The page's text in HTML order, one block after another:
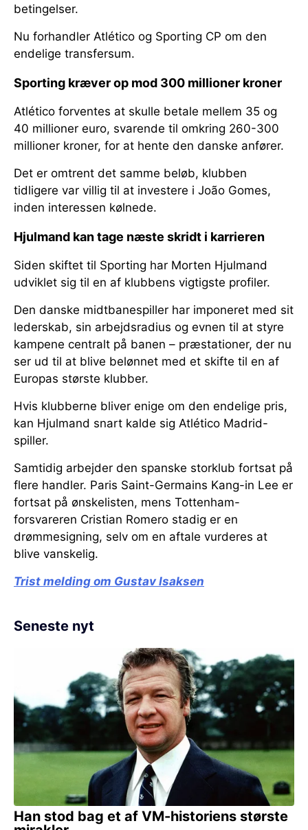
betingelser.
Nu forhandler Atlético og Sporting CP om den
endelige transfersum.
Sporting kræver op mod 300 millioner kroner
Atlético forventes at skulle betale mellem 35 og
40 millioner euro, svarende til omkring 260-300
millioner kroner, for at hente den danske anfører.
Det er omtrent det samme beløb, klubben
tidligere var villig til at investere i João Gomes,
inden interessen kølnede.
Hjulmand kan tage næste skridt i karrieren
Siden skiftet til Sporting har Morten Hjulmand
udviklet sig til en af klubbens vigtigste profiler.
Den danske midtbanespiller har imponeret med sit
lederskab, sin arbejdsradius og evnen til at styre
kampene centralt på banen – præstationer, der nu
ser ud til at blive belønnet med et skifte til en af
Europas største klubber.
Hvis klubberne bliver enige om den endelige pris,
kan Hjulmand snart kalde sig Atlético Madrid-
spiller.
Samtidig arbejder den spanske storklub fortsat på
flere handler. Paris Saint-Germains Kang-in Lee er
fortsat på ønskelisten, mens Tottenham-
forsvareren Cristian Romero stadig er en
drømmesigning, selv om en aftale vurderes at
blive vanskelig.
Trist melding om Gustav Isaksen
Seneste nyt